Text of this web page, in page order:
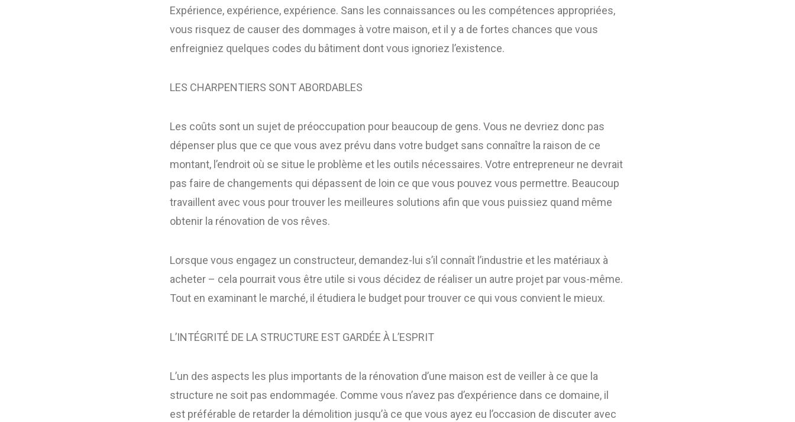
Expérience, expérience, expérience. Sans les connaissances ou les compétences appropriées,
vous risquez de causer des dommages à votre maison, et il y a de fortes chances que vous
enfreigniez quelques codes du bâtiment dont vous ignoriez l’existence.
LES CHARPENTIERS SONT ABORDABLES
Les coûts sont un sujet de préoccupation pour beaucoup de gens. Vous ne devriez donc pas
dépenser plus que ce que vous avez prévu dans votre budget sans connaître la raison de ce
montant, l’endroit où se situe le problème et les outils nécessaires. Votre entrepreneur ne devrait
pas faire de changements qui dépassent de loin ce que vous pouvez vous permettre. Beaucoup
travaillent avec vous pour trouver les meilleures solutions afin que vous puissiez quand même
obtenir la rénovation de vos rêves.
Lorsque vous engagez un constructeur, demandez-lui s’il connaît l’industrie et les matériaux à
acheter – cela pourrait vous être utile si vous décidez de réaliser un autre projet par vous-même.
Tout en examinant le marché, il étudiera le budget pour trouver ce qui vous convient le mieux.
L’INTÉGRITÉ DE LA STRUCTURE EST GARDÉE À L’ESPRIT
L’un des aspects les plus importants de la rénovation d’une maison est de veiller à ce que la
structure ne soit pas endommagée. Comme vous n’avez pas d’expérience dans ce domaine, il
est préférable de retarder la démolition jusqu’à ce que vous ayez eu l’occasion de discuter avec